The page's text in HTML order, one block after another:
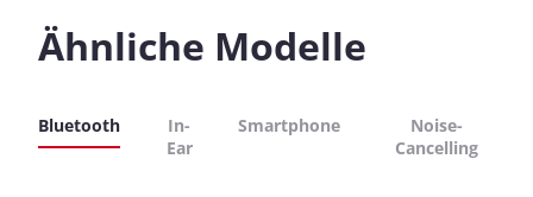
Ähnliche Modelle
Bluetooth
In-
Ear
Smartphone
Noise-
Cancelling